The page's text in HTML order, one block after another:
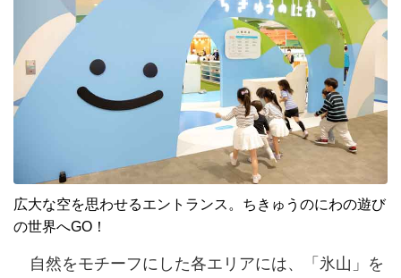
広大な空を思わせるエントランス。ちきゅうのにわの遊び
の世界へGO！
自然をモチーフにした各エリアには、「氷山」を